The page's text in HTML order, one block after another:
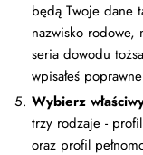
będą Twoje dane
nazwisko rodowe,
seria dowodu
wpisałeś
Wybierz
trzy rodzaje -
oraz profil